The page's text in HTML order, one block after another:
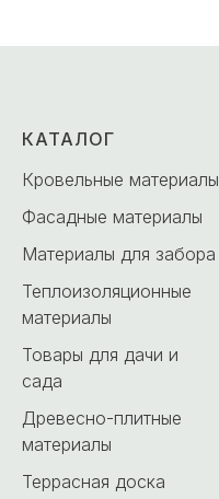
КАТАЛОГ
Кровельные материалы
Фасадные материалы
Материалы для забора
Теплоизоляционные
материалы
Товары для дачи и
сада
Древесно-плитные
материалы
Террасная доска